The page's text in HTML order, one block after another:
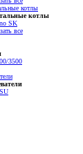
котлы
котлы
SK
все
3500